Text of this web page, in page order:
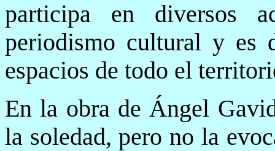
participa en diversos
periodismo cultural y es
espacios de todo el
En la obra de Ángel
la soledad, pero no la